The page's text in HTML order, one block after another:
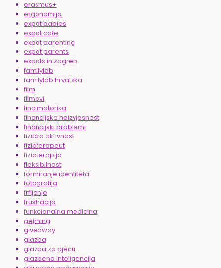
erasmus+
ergonomija
expat babies
expat cafe
expat parenting
expat parents
expats in zagreb
familylab
familylab hrvatska
film
filmovi
fina motorika
financijska neizvjesnost
financijski problemi
fizička aktivnost
fizioterapeut
fizioterapija
fleksibilnost
formiranje identiteta
fotografija
frfljanje
frustracija
funkcionalna medicina
gejming
giveaway
glazba
glazba za djecu
glazbena inteligencija